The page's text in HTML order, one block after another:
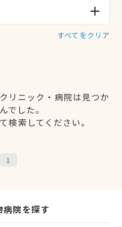
すべてをクリア
リニック・病院は見つか
でした。
検索してください。
1
病院を探す